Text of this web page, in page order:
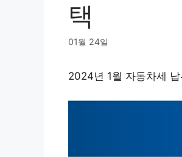
택
01월 24일
2024년 1월 자동차세